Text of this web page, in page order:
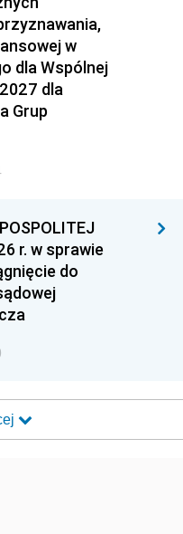
w
dla Wspólnej
dla
Grup
r. w sprawie
do